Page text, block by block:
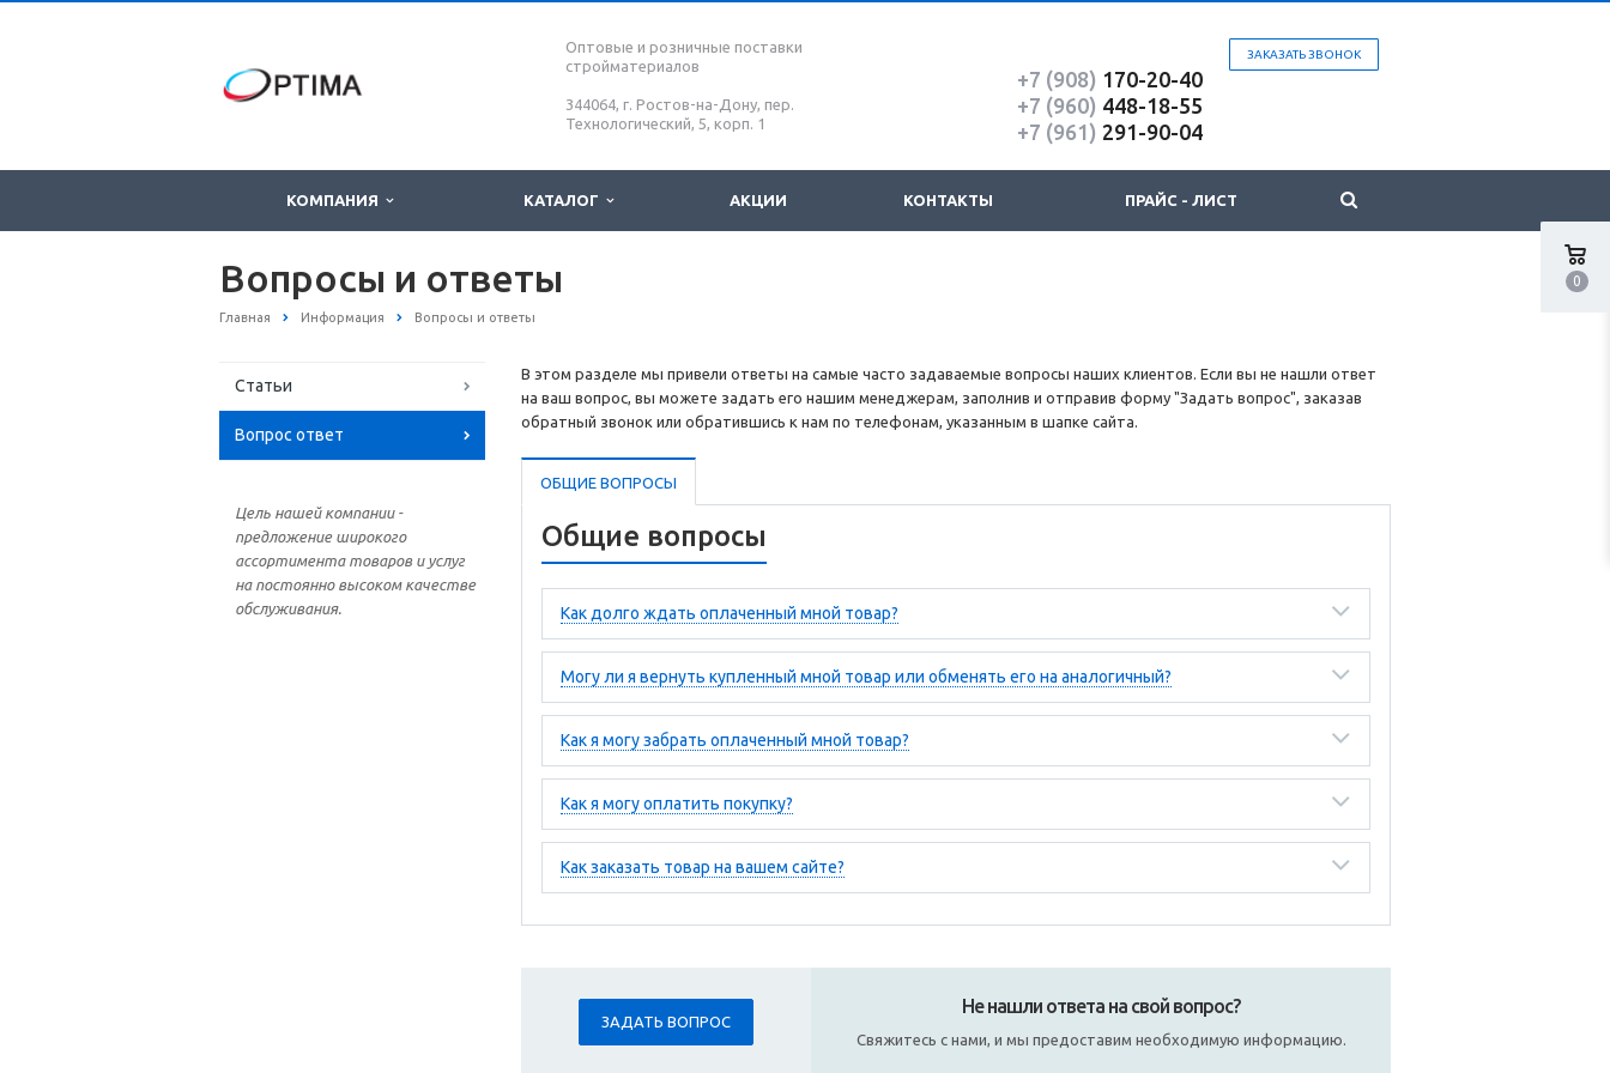
0
Оптовые и розничные поставки
стройматериалов
344064, г. Ростов-на-Дону, пер.
Технологический, 5, корп. 1
ЗАКАЗАТЬ ЗВОНОК
+7 (908) 170-20-40
+7 (960) 448-18-55
+7 (961) 291-90-04
КОМПАНИЯ КАТАЛОГ АКЦИИ КОНТАКТЫ ПРАЙС - ЛИСТ
Вопросы и ответы
Главная Информация Вопросы и ответы
Статьи
Вопрос ответ
Цель нашей компании -
предложение широкого
ассортимента товаров и услуг
на постоянно высоком качестве
обслуживания.
В этом разделе мы привели ответы на самые часто задаваемые вопросы наших клиентов. Если вы не нашли ответ
на ваш вопрос, вы можете задать его нашим менеджерам, заполнив и отправив форму "Задать вопрос", заказав
обратный звонок или обратившись к нам по телефонам, указанным в шапке сайта.
ОБЩИЕ ВОПРОСЫ
Общие вопросы
Как долго ждать оплаченный мной товар?
Могу ли я вернуть купленный мной товар или обменять его на аналогичный?
Как я могу забрать оплаченный мной товар?
Как я могу оплатить покупку?
Как заказать товар на вашем сайте?
ЗАДАТЬ ВОПРОС
Не нашли ответа на свой вопрос?
Свяжитесь с нами, и мы предоставим необходимую информацию.